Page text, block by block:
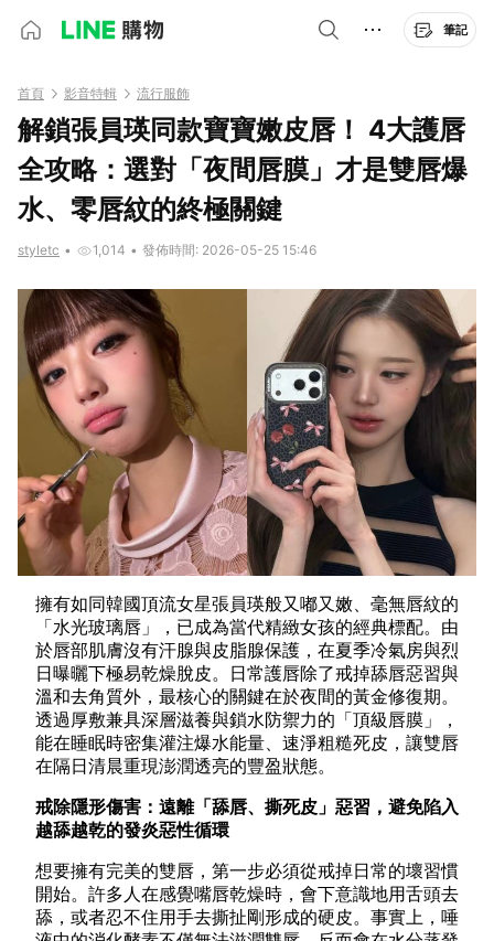
筆記
首頁 影音特輯 流行服飾
解鎖張員瑛同款寶寶嫩皮唇！ 4大護唇
全攻略：選對「夜間唇膜」才是雙唇爆
水、零唇紋的終極關鍵
styletc • 1,014 • 發佈時間: 2026-05-25 15:46
擁有如同韓國頂流女星張員瑛般又嘟又嫩、毫無唇紋的
「水光玻璃唇」，已成為當代精緻女孩的經典標配。由
於唇部肌膚沒有汗腺與皮脂腺保護，在夏季冷氣房與烈
日曝曬下極易乾燥脫皮。日常護唇除了戒掉舔唇惡習與
溫和去角質外，最核心的關鍵在於夜間的黃金修復期。
透過厚敷兼具深層滋養與鎖水防禦力的「頂級唇膜」，
能在睡眠時密集灌注爆水能量、速淨粗糙死皮，讓雙唇
在隔日清晨重現澎潤透亮的豐盈狀態。
戒除隱形傷害：遠離「舔唇、撕死皮」惡習，避免陷入
越舔越乾的發炎惡性循環
想要擁有完美的雙唇，第一步必須從戒掉日常的壞習慣
開始。許多人在感覺嘴唇乾燥時，會下意識地用舌頭去
舔，或者忍不住用手去撕扯剛形成的硬皮。事實上，唾